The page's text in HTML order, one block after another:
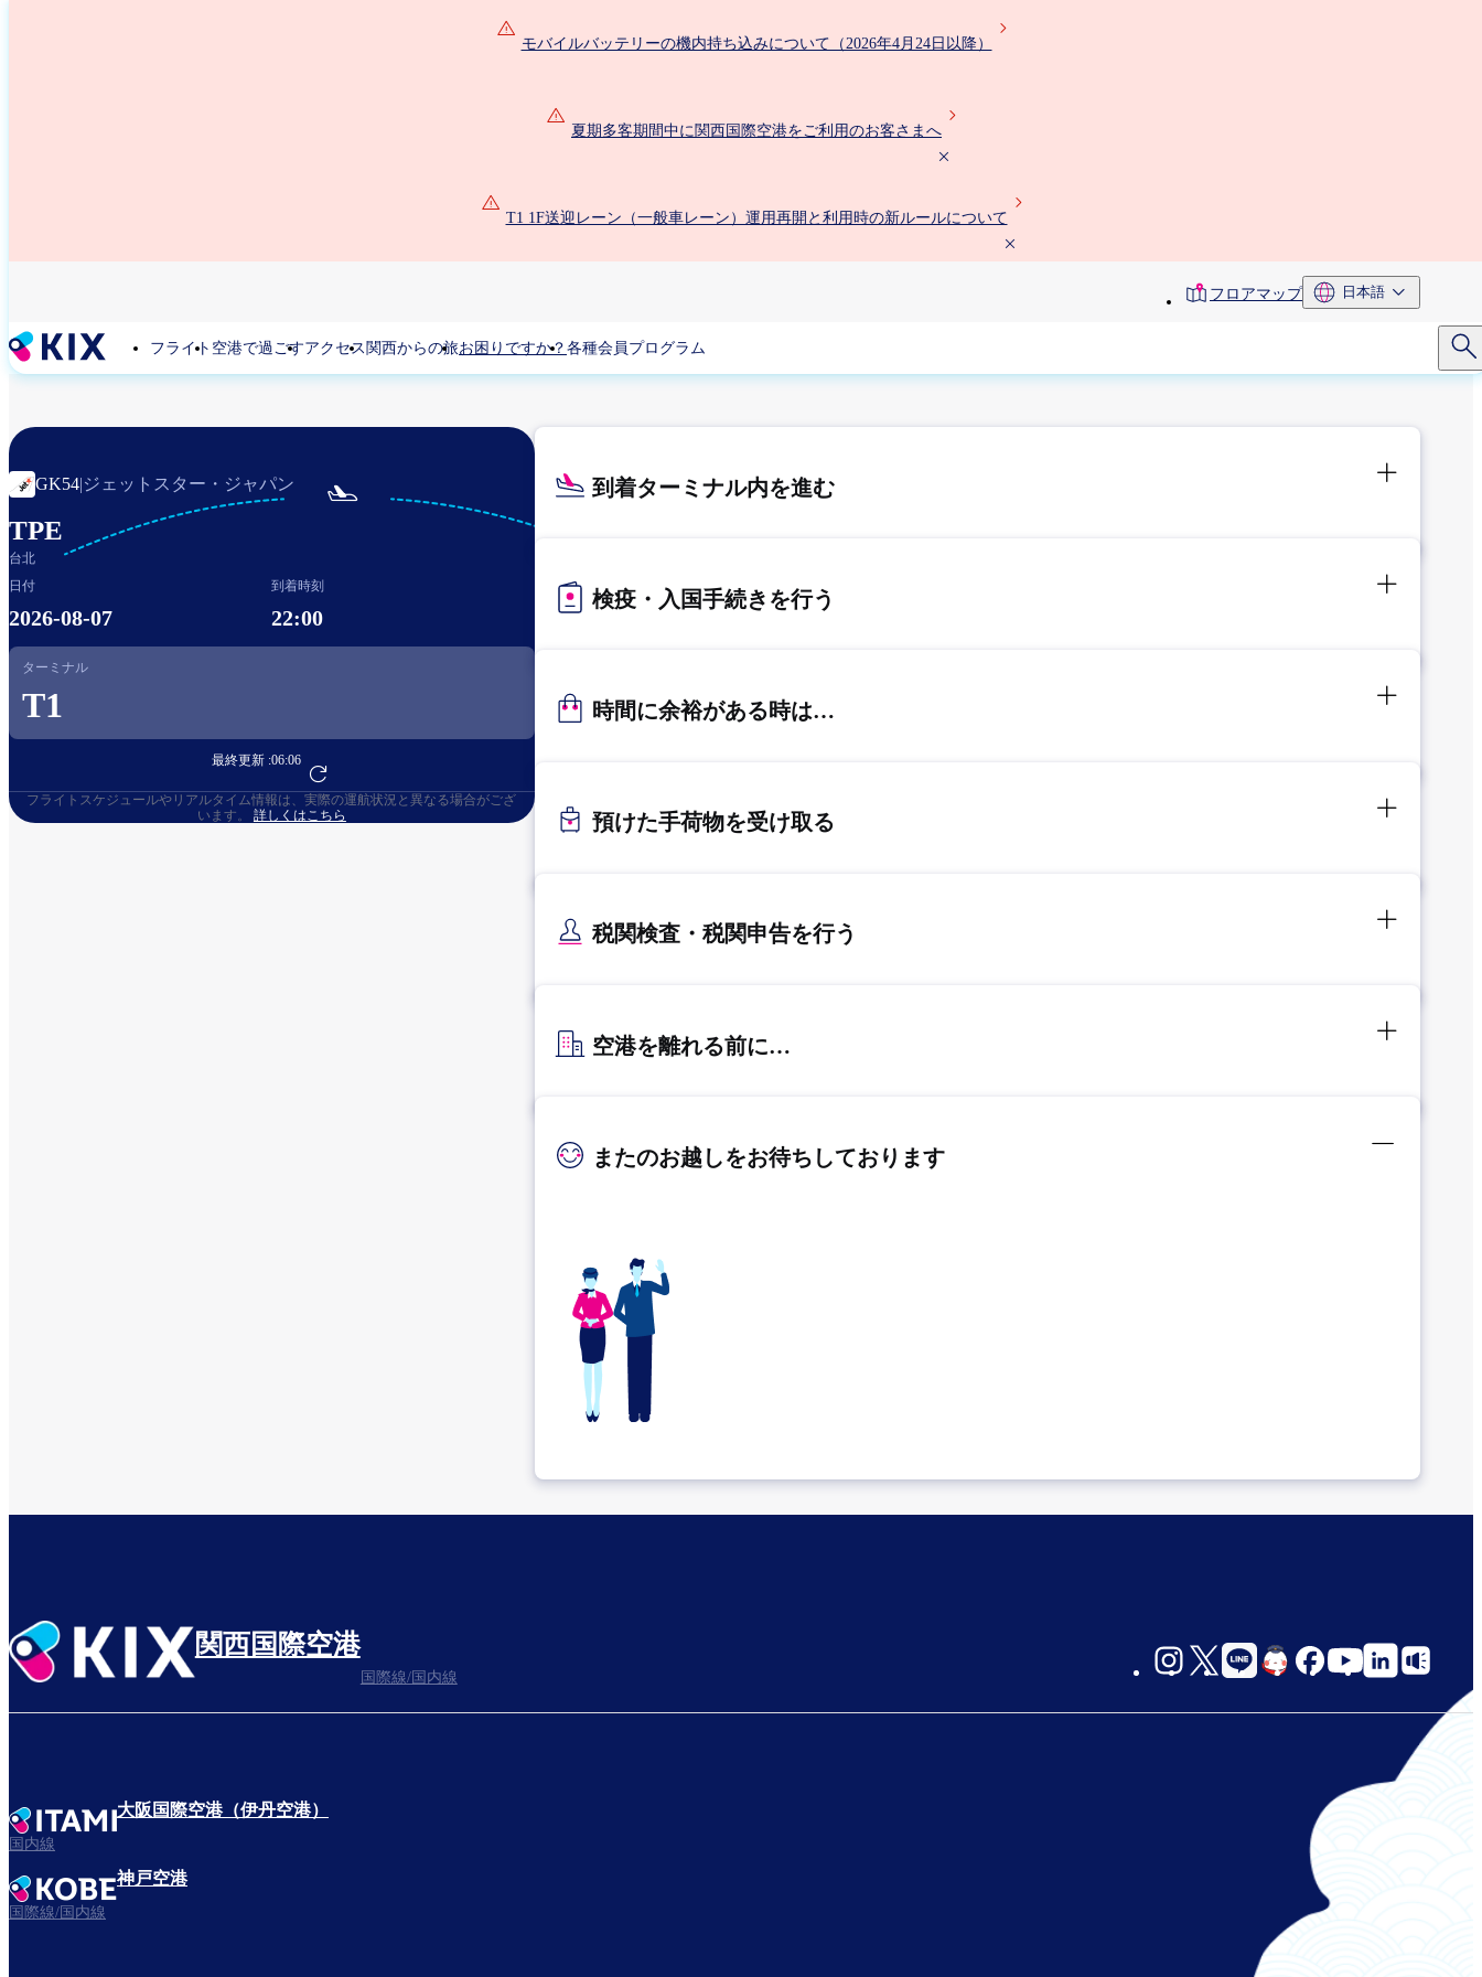
モバイルバッテリーの機内持ち込みについて（2026年4月24日以降）
夏期多客期間中に関西国際空港をご利用のお客さまへ
T1 1F送迎レーン（一般車レーン）運用再開と利用時の新ルールについて
toolbarフロアマップ 日本語
フライト 空港で過ごすアクセス 関西からの旅お困りですか？ 各種会員プログラム
GK54|ジェットスター・ジャパン
TPE
台北

日付
2026-08-07
到着時刻
22:00
ターミナル
T1
最終更新 :06:06
フライト予約へ
フライトスケジュールやリアルタイム情報は、実際の運航状況と異なる場合がござ
います。 詳しくはこちら
到着ターミナル内を進む
検疫・入国手続きを行う
時間に余裕がある時は…
預けた手荷物を受け取る
税関検査・税関申告を行う
空港を離れる前に…
またのお越しをお待ちしております
関西国際空港
国際線/国内線
大阪国際空港（伊丹空港）
国内線
神戸空港
国際線/国内線
social-
jp-